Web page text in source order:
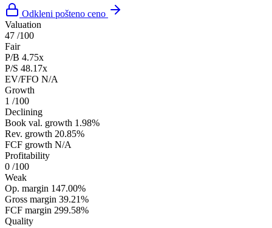
Odkleni pošteno ceno
Valuation
47 /100
Fair
P/B 4.75x
P/S 48.17x
EV/FFO N/A
Growth
1 /100
Declining
Book val. growth 1.98%
Rev. growth 20.85%
FCF growth N/A
Profitability
0 /100
Weak
Op. margin 147.00%
Gross margin 39.21%
FCF margin 299.58%
Quality